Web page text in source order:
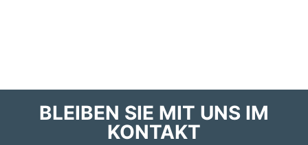
BLEIBEN SIE MIT UNS IM
KONTAKT